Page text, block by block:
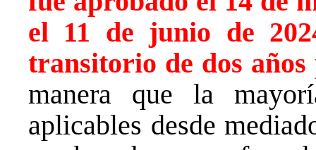
el 11 de junio de
transitorio de dos
manera que la
aplicables desde